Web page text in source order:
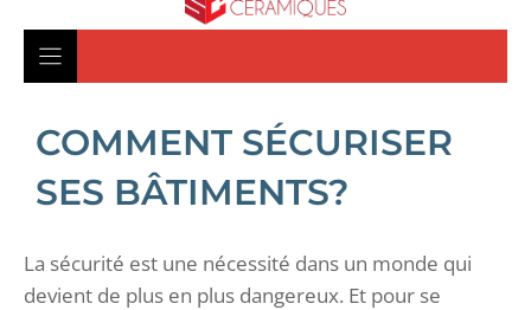
COMMENT SÉCURISER
SES BÂTIMENTS?
La sécurité est une nécessité dans un monde qui
devient de plus en plus dangereux. Et pour se